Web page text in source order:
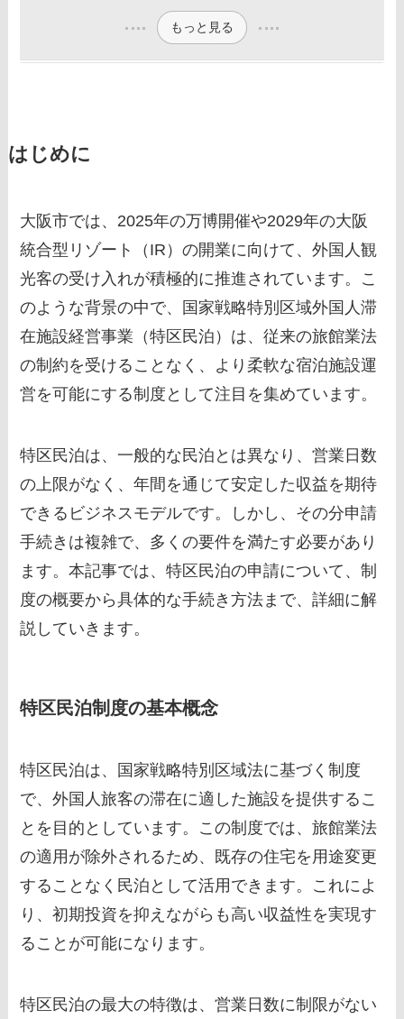
もっと見る
はじめに
大阪市では、2025年の万博開催や2029年の大阪
統合型リゾート（IR）の開業に向けて、外国人観
光客の受け入れが積極的に推進されています。こ
のような背景の中で、国家戦略特別区域外国人滞
在施設経営事業（特区民泊）は、従来の旅館業法
の制約を受けることなく、より柔軟な宿泊施設運
営を可能にする制度として注目を集めています。
特区民泊は、一般的な民泊とは異なり、営業日数
の上限がなく、年間を通じて安定した収益を期待
できるビジネスモデルです。しかし、その分申請
手続きは複雑で、多くの要件を満たす必要があり
ます。本記事では、特区民泊の申請について、制
度の概要から具体的な手続き方法まで、詳細に解
説していきます。
特区民泊制度の基本概念
特区民泊は、国家戦略特別区域法に基づく制度
で、外国人旅客の滞在に適した施設を提供するこ
とを目的としています。この制度では、旅館業法
の適用が除外されるため、既存の住宅を用途変更
することなく民泊として活用できます。これによ
り、初期投資を抑えながらも高い収益性を実現す
ることが可能になります。
特区民泊の最大の特徴は、営業日数に制限がない